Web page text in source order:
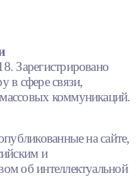
Зарегистрировано
в сфере связи,
коммуникаций.
на сайте,
и
об интеллектуальной